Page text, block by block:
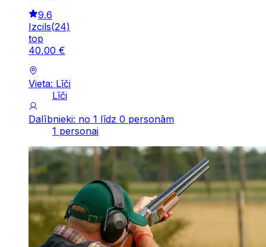
9.6
Izcils(24)
top
40,00 €
Vieta: Līči
Līči
Dalībnieki: no 1 līdz 0 personām
1 personai